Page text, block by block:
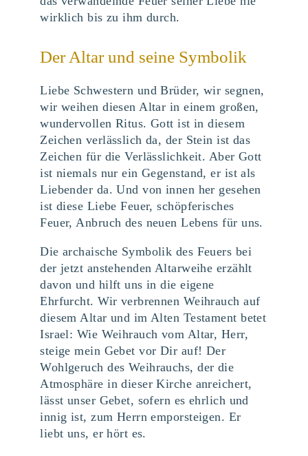
wirklich bis zu ihm durch.
Der Altar und seine Symbolik
Liebe Schwestern und Brüder, wir segnen,
wir weihen diesen Altar in einem großen,
wundervollen Ritus. Gott ist in diesem
Zeichen verlässlich da, der Stein ist das
Zeichen für die Verlässlichkeit. Aber Gott
ist niemals nur ein Gegenstand, er ist als
Liebender da. Und von innen her gesehen
ist diese Liebe Feuer, schöpferisches
Feuer, Anbruch des neuen Lebens für uns.
Die archaische Symbolik des Feuers bei
der jetzt anstehenden Altarweihe erzählt
davon und hilft uns in die eigene
Ehrfurcht. Wir verbrennen Weihrauch auf
diesem Altar und im Alten Testament betet
Israel: Wie Weihrauch vom Altar, Herr,
steige mein Gebet vor Dir auf! Der
Wohlgeruch des Weihrauchs, der die
Atmosphäre in dieser Kirche anreichert,
lässt unser Gebet, sofern es ehrlich und
innig ist, zum Herrn emporsteigen. Er
liebt uns, er hört es.